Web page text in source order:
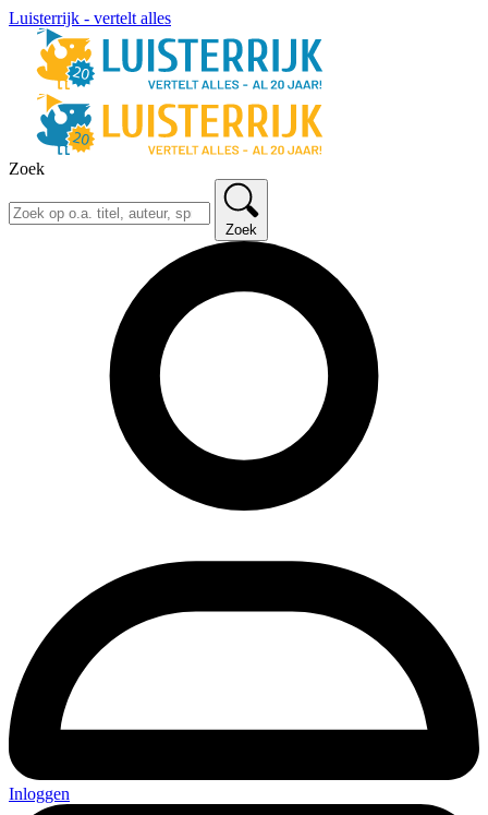
Luisterrijk - vertelt alles
Zoek
Zoek
Inloggen